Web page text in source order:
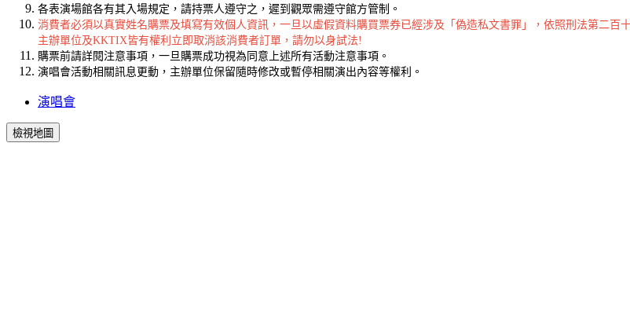
各表演場館各有其入場規定，請持票人遵守之，遲到觀眾需遵守館方管制。
消費者必須以真實姓名購票及填寫有效個人資訊，一旦以虛假資料購買票券已經涉及「偽造私文書罪」，依照刑法第二
主辦單位及KKTIX皆有權利立即取消該消費者訂單，請勿以身試法!
購票前請詳閱注意事項，一旦購票成功視為同意上述所有活動注意事項。
演唱會活動相關訊息更動，主辦單位保留隨時修改或暫停相關演出內容等權利。
演唱會
檢視地圖